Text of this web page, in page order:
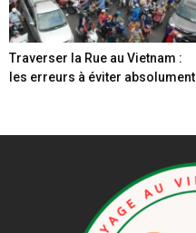
Traverser la Rue au Vietnam :
les erreurs à éviter absolument